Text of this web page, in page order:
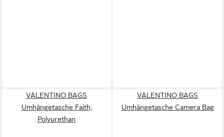
VALENTINO BAGS
Umhängetasche Faith,
Polyurethan
VALENTINO BAGS
Umhängetasche Camera Bag